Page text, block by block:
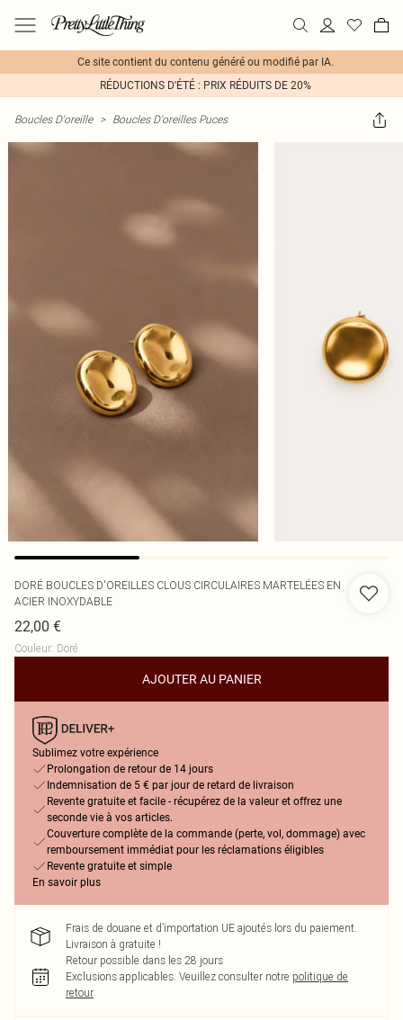
Ce site contient du contenu généré ou modifié par IA.
RÉDUCTIONS D'ÉTÉ : PRIX RÉDUITS DE 20%
Boucles D'oreille > Boucles D'oreilles Puces
DORÉ BOUCLES D'OREILLES CLOUS CIRCULAIRES MARTELÉES EN
ACIER INOXYDABLE
22,00 €
Couleur: Doré
AJOUTER AU PANIER
Sublimez votre expérience
Prolongation de retour de 14 jours
Indemnisation de 5 € par jour de retard de livraison
Revente gratuite et facile - récupérez de la valeur et offrez une
seconde vie à vos articles.
Couverture complète de la commande (perte, vol, dommage) avec
remboursement immédiat pour les réclamations éligibles
Revente gratuite et simple
En savoir plus
Frais de douane et d’importation UE ajoutés lors du paiement.
Livraison à gratuite !
Retour possible dans les 28 jours
Exclusions applicables. Veuillez consulter notre politique de
retour